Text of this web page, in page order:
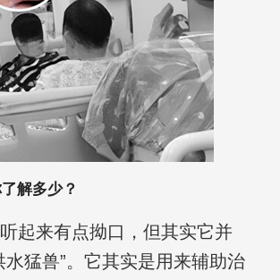
解多少？
起来有点拗口，但其实它并
水猛兽”。它其实是用来辅助治